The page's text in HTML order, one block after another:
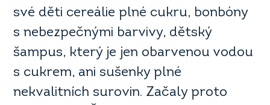
své děti cereálie plné cukru, bonbóny
s nebezpečnými barvivy, dětský
šampus, který je jen obarvenou vodou
s cukrem, ani sušenky plné
nekvalitních surovin. Začaly proto